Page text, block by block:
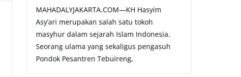
MAHADALYJAKARTA.COM—KH Hasyim
Asy’ari merupakan salah satu tokoh
masyhur dalam sejarah Islam Indonesia.
Seorang ulama yang sekaligus pengasuh
Pondok Pesantren Tebuireng,